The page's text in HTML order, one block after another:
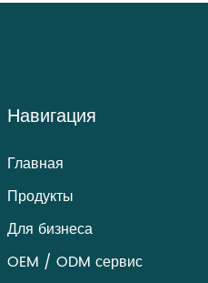
Навигация
Главная
Продукты
Для бизнеса
OEM / ODM сервис